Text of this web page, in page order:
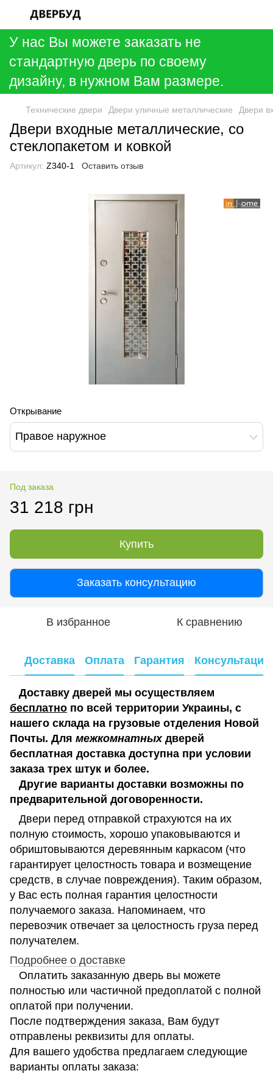
У нас Вы можете заказать не
стандартную дверь по своему
дизайну, в нужном Вам размере.
Технические двери Двери уличные металлические Двери
Двери входные металлические, со
стеклопакетом и ковкой
Артикул: Z340-1 Оставить отзыв
Открывание
Правое наружное
Под заказа
31 218 грн
Купить
Заказать консультацию
В избранное К сравнению
Доставка Оплата Гарантия Консультация
Доставку дверей мы осуществляем
бесплатно по всей территории Украины, с
нашего склада на грузовые отделения Новой
Почты. Для межкомнатныхдверей
бесплатная доставка доступна при условии
заказа трех штук и более.
Другие варианты доставки возможны по
предварительной договоренности.
Двери перед отправкой страхуются на их
полную стоимость, хорошо упаковываются и
обриштовываются деревянным каркасом (что
гарантирует целостность товара и возмещение
средств, в случае повреждения). Таким образом,
у Вас есть полная гарантия целостности
получаемого заказа. Напоминаем, что
перевозчик отвечает за целостность груза перед
получателем.
Подробнее о доставке
Оплатить заказанную дверь вы можете
полностью или частичной предоплатой с полной
оплатой при получении.
После подтверждения заказа, Вам будут
отправлены реквизиты для оплаты.
Для вашего удобства предлагаем следующие
варианты оплаты заказа: